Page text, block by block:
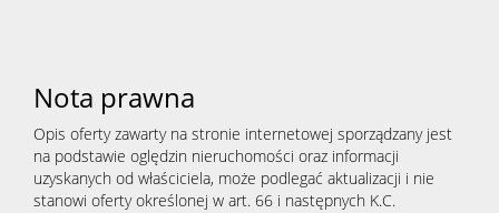
Nota prawna
Opis oferty zawarty na stronie internetowej sporządzany jest
na podstawie oględzin nieruchomości oraz informacji
uzyskanych od właściciela, może podlegać aktualizacji i nie
stanowi oferty określonej w art. 66 i następnych K.C.